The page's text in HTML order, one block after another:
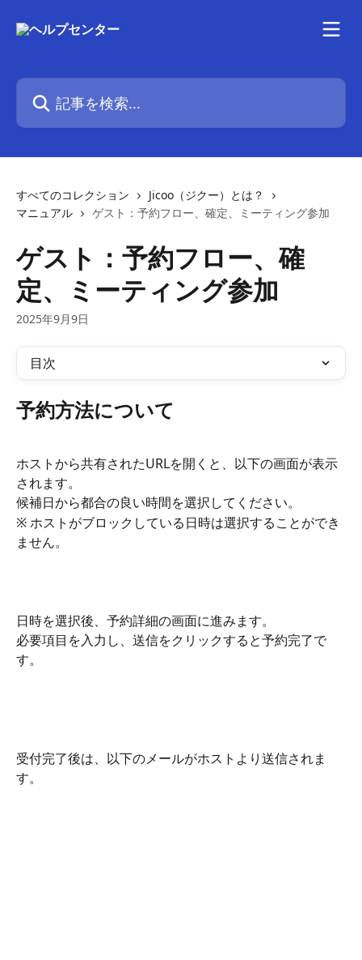
記事を検索...
すべてのコレクション
Jicoo（ジクー）とは？
マニュアル
ゲスト：予約フロー、確定、ミーティング参加
ゲスト：予約フロー、確
定、ミーティング参加
2025年9月9日
目次
予約方法について
ホストから共有されたURLを開くと、以下の画面が表示
されます。
候補日から都合の良い時間を選択してください。
※ ホストがブロックしている日時は選択することができ
ません。
日時を選択後、予約詳細の画面に進みます。
必要項目を入力し、送信をクリックすると予約完了で
す。
受付完了後は、以下のメールがホストより送信されま
す。